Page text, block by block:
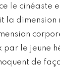
le cinéaste
dimension
le jeune
de